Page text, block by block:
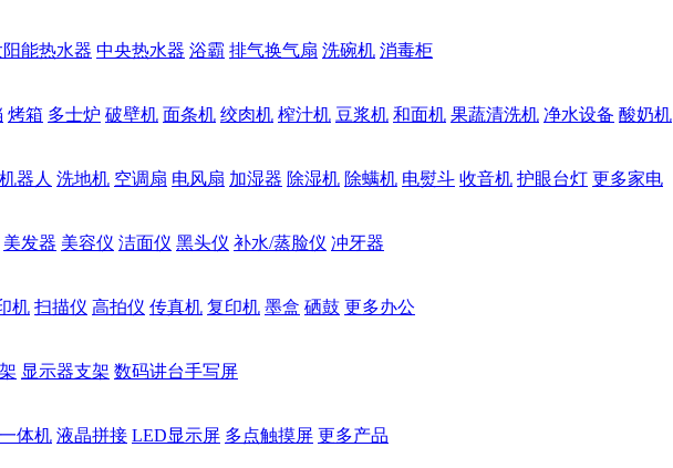
阳能热水器 中央热水器 浴霸 排气换气扇 洗碗机 消毒柜
烤箱 多士炉 破壁机 面条机 绞肉机 榨汁机 豆浆机 和面机 果蔬清洗机 净水设备 酸奶机
器人 洗地机 空调扇 电风扇 加湿器 除湿机 除螨机 电熨斗 收音机 护眼台灯 更多家电
美发器 美容仪 洁面仪 黑头仪 补水/蒸脸仪 冲牙器
机 扫描仪 高拍仪 传真机 复印机 墨盒 硒鼓 更多办公
显示器支架 数码讲台手写屏
体机 液晶拼接 LED显示屏 多点触摸屏 更多产品